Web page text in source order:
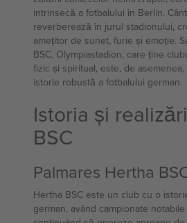
intrinsecă a fotbalului în Berlin.
reverberează în jurul stadionului,
amețitor de sunet, furie și emoție.
BSC, Olympiastadion, care ține
fizic și spiritual, este, de
istorie robustă a fotbalului german.
Istoria și
BSC
Palmares Hertha
Hertha BSC este un club cu o
german, având campionate